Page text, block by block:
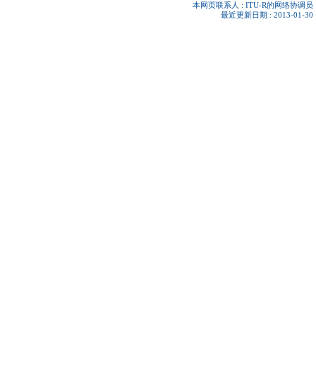
本网页联系人 : ITU-R的网络协调员
最近更新日期 : 2013-01-30